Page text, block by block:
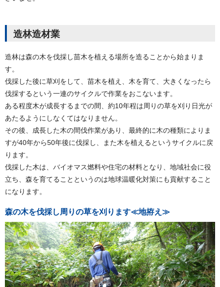
造林造材業
造林は森の木を伐採し苗木を植える場所を造ることから始まりま
す。
伐採した後に草刈をして、苗木を植え、木を育て、大きくなったら
伐採するという一連のサイクルで作業をおこないます。
ある程度木が成長するまでの間、約10年程は周りの草を刈り日光が
あたるようにしなくてはなりません。
その後、成長した木の間伐作業があり、最終的に木の種類によりま
すが40年から50年後に伐採し、また木を植えるというサイクルに戻
ります。
伐採した木は、バイオマス燃料や住宅の材料となり、地域社会に役
立ち、森を育てることというのは地球温暖化対策にも貢献すること
になります。
森の木を伐採し周りの草を刈ります≪地拵え≫